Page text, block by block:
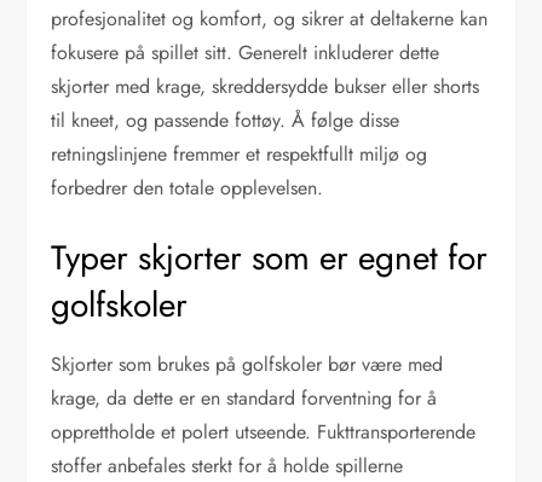
profesjonalitet og komfort, og sikrer at deltakerne kan
fokusere på spillet sitt. Generelt inkluderer dette
skjorter med krage, skreddersydde bukser eller shorts
til kneet, og passende fottøy. Å følge disse
retningslinjene fremmer et respektfullt miljø og
forbedrer den totale opplevelsen.
Typer skjorter som er egnet for
golfskoler
Skjorter som brukes på golfskoler bør være med
krage, da dette er en standard forventning for å
opprettholde et polert utseende. Fukttransporterende
stoffer anbefales sterkt for å holde spillerne